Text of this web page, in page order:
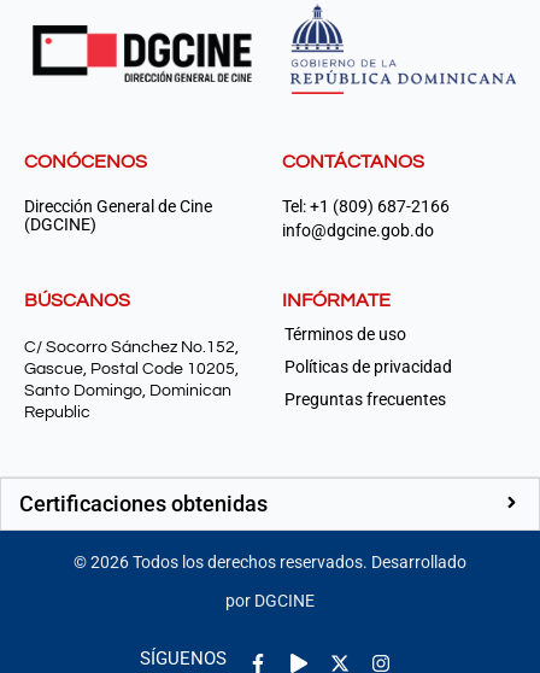
CONÓCENOS
Dirección General de Cine
(DGCINE)
CONTÁCTANOS
Tel: +1 (809) 687-2166
info@dgcine.gob.do
BÚSCANOS
C/ Socorro Sánchez No.152,
Gascue, Postal Code 10205,
Santo Domingo, Dominican
Republic
INFÓRMATE
Términos de uso
Políticas de privacidad
Preguntas frecuentes
Certificaciones obtenidas
©2026Todos los derechos reservados. Desarrollado
por DGCINE
SÍGUENOS
Facebook-
Play Instagram